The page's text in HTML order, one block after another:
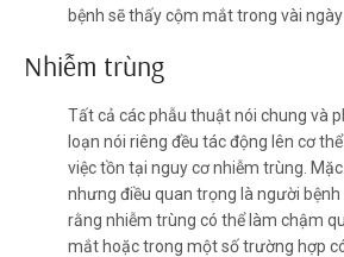
bệnh sẽ thấy cộm mắt trong vài ngày
Nhiễm trùng
Tất cả các phẫu thuật nói chung và
loạn nói riêng đều tác động lên cơ
việc tồn tại nguy cơ nhiễm trùng.
nhưng điều quan trọng là người
rằng nhiễm trùng có thể làm chậm
mắt hoặc trong một số trường hợp